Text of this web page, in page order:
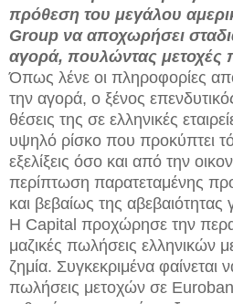
πρόθεση του μεγάλου
Group να αποχωρήσει
αγορά, πουλώντας μετοχές
Όπως λένε οι πληροφορίες
την αγορά, ο ξένος
θέσεις της σε ελληνικές
υψηλό ρίσκο που προκύπτει
εξελίξεις όσο και από την
περίπτωση παρατεταμένης
και βεβαίως της
Η Capital προχώρησε την
μαζικές πωλήσεις ελληνικών
ζημία. Συγκεκριμένα
πωλήσεις μετοχών σε